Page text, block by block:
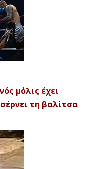
μόλις έχει
τη βαλίτσα